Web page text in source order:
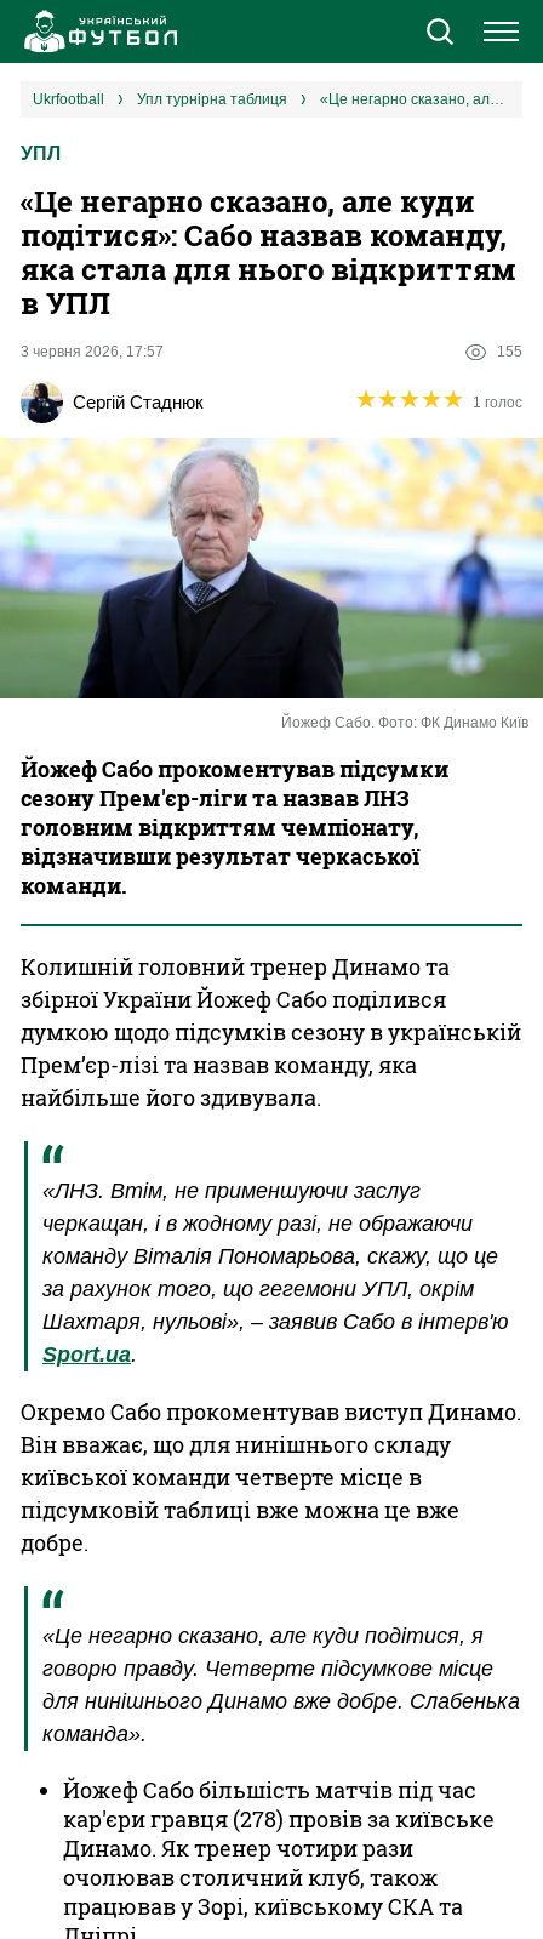
Новини
Єврокубки
УПЛ
Різне
Букмекери
Казино
ukrfootball упл турнірна таблиця «Це негарно сказано, але куди подітися»: Сабо назвав команду, яка стала для нього відкриттям в УПЛ
УПЛ
«Це негарно сказано, але куди
подітися»: Сабо назвав команду,
яка стала для нього відкриттям
в УПЛ
3 червня 2026, 17:57 155
Сергій Стаднюк ★★★★★
★★★★★ 1 голос
Йожеф Сабо. Фото: ФК Динамо Київ
Йожеф Сабо прокоментував підсумки
сезону Прем'єр-ліги та назвав ЛНЗ
головним відкриттям чемпіонату,
відзначивши результат черкаської
команди.
Колишній головний тренер Динамо та
збірної України Йожеф Сабо поділився
думкою щодо підсумків сезону в українській
Прем’єр-лізі та назвав команду, яка
найбільше його здивувала.
«ЛНЗ. Втім, не применшуючи заслуг
черкащан, і в жодному разі, не ображаючи
команду Віталія Пономарьова, скажу, що це
за рахунок того, що гегемони УПЛ, окрім
Шахтаря, нульові», – заявив Сабо в інтерв'ю
Sport.ua.
Окремо Сабо прокоментував виступ Динамо.
Він вважає, що для нинішнього складу
київської команди четверте місце в
підсумковій таблиці вже можна це вже
добре.
«Це негарно сказано, але куди подітися, я
говорю правду. Четверте підсумкове місце
для нинішнього Динамо вже добре. Слабенька
команда».
Йожеф Сабо більшість матчів під час
кар'єри гравця (278) провів за київське
Динамо. Як тренер чотири рази
очолював столичний клуб, також
працював у Зорі, київському СКА та